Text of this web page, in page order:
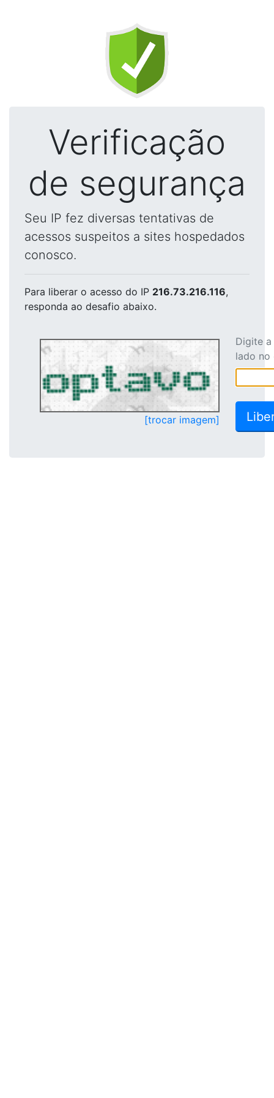
Verificação
de segurança
Seu IP fez diversas tentativas de
acessos suspeitos a sites hospedados
conosco.
Para liberar o acesso do IP 216.73.216.116,
responda ao desafio abaixo.
[trocar imagem]
Digite
lado no